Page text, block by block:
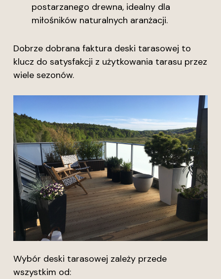
postarzanego drewna, idealny dla
miłośników naturalnych aranżacji.
Dobrze dobrana faktura deski tarasowej to
klucz do satysfakcji z użytkowania tarasu przez
wiele sezonów.
Wybór deski tarasowej zależy przede
wszystkim od: